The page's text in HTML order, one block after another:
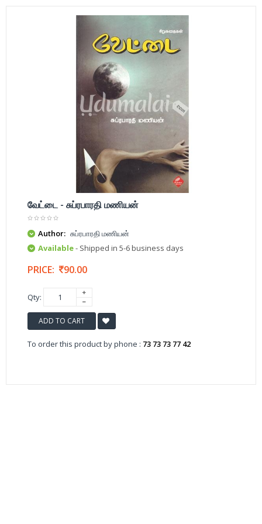
வேட்டை - சுப்ரபாரதி மணியன்
Author: சுப்ரபாரதி மணியன்
Available- Shipped in 5-6 business days
PRICE: 90.00
Qty:
ADD TO CART
To order this product by phone : 73 73 73 77 42